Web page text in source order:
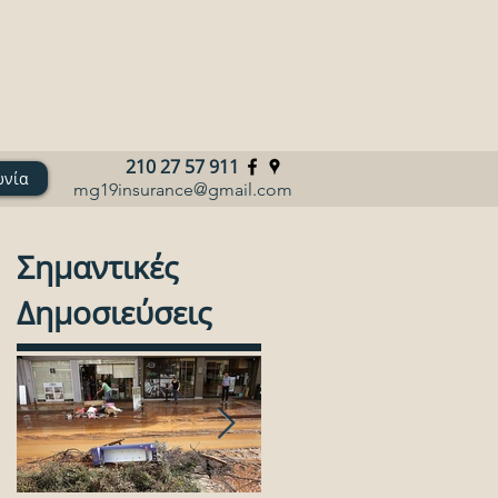
mg19insurance@gmail.com
210 27 57 911
Σημαντικές
Δημοσιεύσεις